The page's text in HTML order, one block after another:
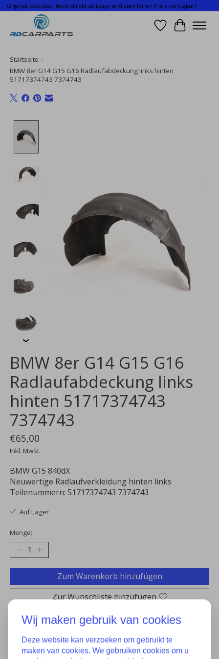
Original-Gebrauchtteile direkt ab Lager und zum fairen Preis verfügbar!
Wunschzettel
Ihr
Startseite /
BMW 8er G14 G15 G16 Radlaufabdeckung links hinten
51717374743 7374743
BMW 8er G14 G15 G16
Radlaufabdeckung links
hinten 51717374743
7374743
€65,00
Inkl. MwSt.
BMW G15 840dX
Neuwertige Radlaufverkleidung hinten links
Teilenummern: 51717374743 7374743
Auf Lager
Menge:
Zum Warenkorb hinzufügen
Zur Wunschliste hinzufügen
Kaufen
Zum Vergleich hinzufügen
Wij maken gebruik van cookies
Deze website kan verzoeken om gebruikt te
maken van cookies. We gebruiken cookies om u